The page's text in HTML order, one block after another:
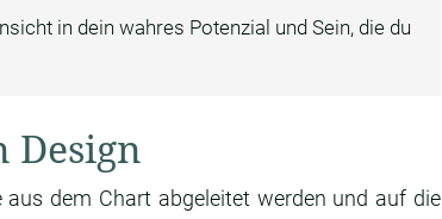
in dein wahres Potenzial und Sein, die du
Design
dem Chart abgeleitet werden und auf die